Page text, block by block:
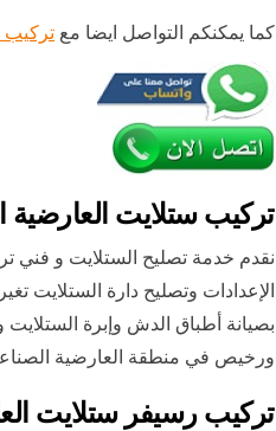
كما يمكنكم التواصل ايضا مع تركيب
تركيب ستلايت العارضية
نقدم خدمة تصليح الستلايت و فني
الإعدادات وتصليح دارة الستلايت
بصيانة أطباق الدش وإبرة
ورخيص في منطقة العارضية
تركيب رسيفر ستلايت